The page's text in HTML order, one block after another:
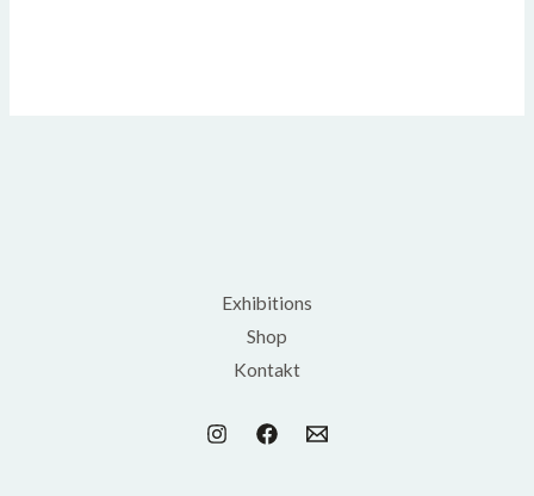
Exhibitions
Shop
Kontakt